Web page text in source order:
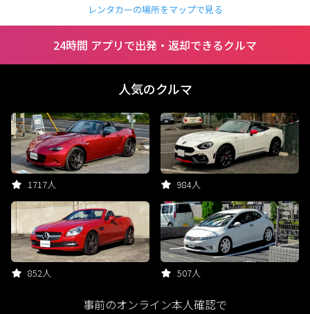
レンタカーの場所をマップで見る
24時間 アプリで出発・返却できるクルマ
人気のクルマ
1717人 984人
852人 507人
事前のオンライン本人確認で